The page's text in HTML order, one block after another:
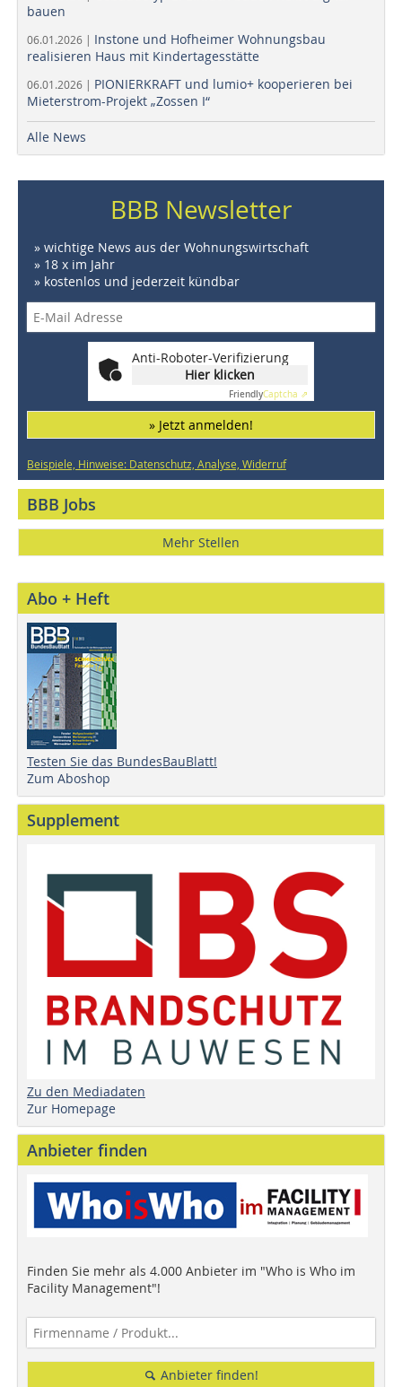
bauen
06.01.2026 | Instone und Hofheimer Wohnungsbau
realisieren Haus mit Kindertagesstätte
06.01.2026 | PIONIERKRAFT und lumio+ kooperieren bei
Mieterstrom-Projekt „Zossen I“
Alle News
BBB Newsletter
» wichtige News aus der Wohnungswirtschaft
» 18 x im Jahr
» kostenlos und jederzeit kündbar
Anti-Roboter-Verifizierung
Hier klicken
FriendlyCaptcha ⇗
» Jetzt anmelden!
Beispiele, Hinweise: Datenschutz, Analyse, Widerruf
BBB Jobs
Mehr Stellen
Abo + Heft
Testen Sie das BundesBauBlatt!
Zum Aboshop
Supplement
Zu den Mediadaten
Zur Homepage
Anbieter finden
Finden Sie mehr als 4.000 Anbieter im "Who is Who im
Facility Management"!
Anbieter finden!